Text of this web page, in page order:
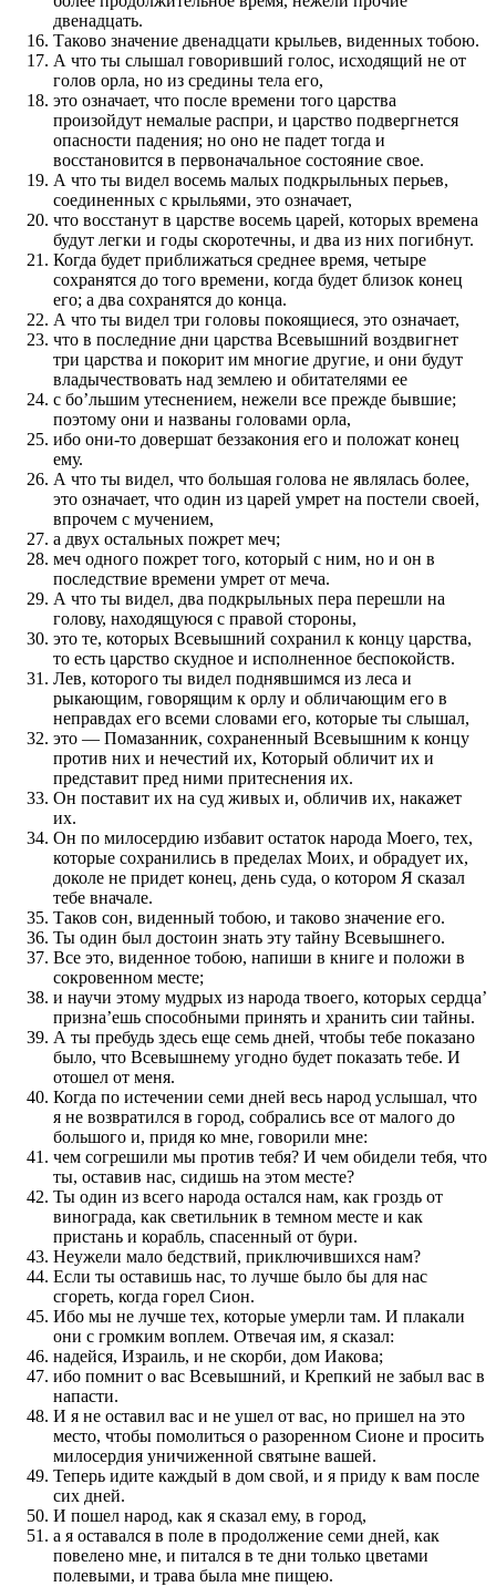
двенадцать.
Таково значение двенадцати крыльев, виденных тобою.
А что ты слышал говоривший голос, исходящий не от
голов орла, но из средины тела его,
это означает, что после времени того царства
произойдут немалые распри, и царство подвергнется
опасности падения; но оно не падет тогда и
восстановится в первоначальное состояние свое.
А что ты видел восемь малых подкрыльных перьев,
соединенных с крыльями, это означает,
что восстанут в царстве восемь царей, которых времена
будут легки и годы скоротечны, и два из них погибнут.
Когда будет приближаться среднее время, четыре
сохранятся до того времени, когда будет близок конец
его; а два сохранятся до конца.
А что ты видел три головы покоящиеся, это означает,
что в последние дни царства Всевышний воздвигнет
три царства и покорит им многие другие, и они будут
владычествовать над землею и обитателями ее
с бо’льшим утеснением, нежели все прежде бывшие;
поэтому они и названы головами орла,
ибо они-то довершат беззакония его и положат конец
ему.
А что ты видел, что большая голова не являлась более,
это означает, что один из царей умрет на постели своей,
впрочем с мучением,
а двух остальных пожрет меч;
меч одного пожрет того, который с ним, но и он в
последствие времени умрет от меча.
А что ты видел, два подкрыльных пера перешли на
голову, находящуюся с правой стороны,
это те, которых Всевышний сохранил к концу царства,
то есть царство скудное и исполненное беспокойств.
Лев, которого ты видел поднявшимся из леса и
рыкающим, говорящим к орлу и обличающим его в
неправдах его всеми словами его, которые ты слышал,
это — Помазанник, сохраненный Всевышним к концу
против них и нечестий их, Который обличит их и
представит пред ними притеснения их.
Он поставит их на суд живых и, обличив их, накажет
их.
Он по милосердию избавит остаток народа Моего, тех,
которые сохранились в пределах Моих, и обрадует их,
доколе не придет конец, день суда, о котором Я сказал
тебе вначале.
Таков сон, виденный тобою, и таково значение его.
Ты один был достоин знать эту тайну Всевышнего.
Все это, виденное тобою, напиши в книге и положи в
сокровенном месте;
и научи этому мудрых из народа твоего, которых сердца’
призна’ешь способными принять и хранить сии тайны.
А ты пребудь здесь еще семь дней, чтобы тебе показано
было, что Всевышнему угодно будет показать тебе. И
отошел от меня.
Когда по истечении семи дней весь народ услышал, что
я не возвратился в город, собрались все от малого до
большого и, придя ко мне, говорили мне:
чем согрешили мы против тебя? И чем обидели тебя, что
ты, оставив нас, сидишь на этом месте?
Ты один из всего народа остался нам, как гроздь от
винограда, как светильник в темном месте и как
пристань и корабль, спасенный от бури.
Неужели мало бедствий, приключившихся нам?
Если ты оставишь нас, то лучше было бы для нас
сгореть, когда горел Сион.
Ибо мы не лучше тех, которые умерли там. И плакали
они с громким воплем. Отвечая им, я сказал:
надейся, Израиль, и не скорби, дом Иакова;
ибо помнит о вас Всевышний, и Крепкий не забыл вас в
напасти.
И я не оставил вас и не ушел от вас, но пришел на это
место, чтобы помолиться о разоренном Сионе и просить
милосердия уничиженной святыне вашей.
Теперь идите каждый в дом свой, и я приду к вам после
сих дней.
И пошел народ, как я сказал ему, в город,
а я оставался в поле в продолжение семи дней, как
повелено мне, и питался в те дни только цветами
полевыми, и трава была мне пищею.